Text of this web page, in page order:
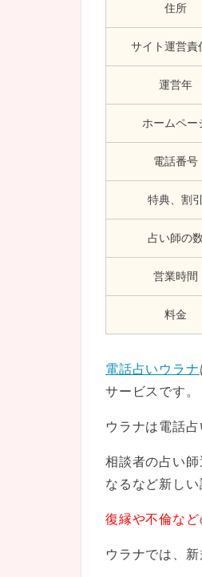
住所
サイト運営責
運営年
ホームペー
電話番号
特典、割引
占い師の数
営業時間
料金
電話占いウラナ
サービスです。
ウラナは電話
相談者の占い
なるなど新し
復縁や不倫な
ウラナでは、